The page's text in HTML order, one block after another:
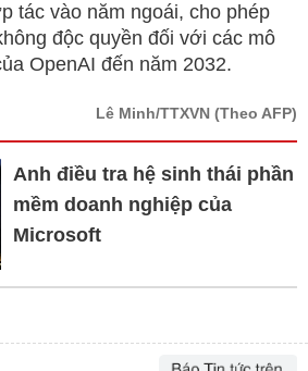
tác vào năm ngoái, cho phép
độc quyền đối với các mô
OpenAI đến năm 2032.
Lê Minh/TTXVN (Theo AFP)
Anh điều tra hệ sinh thái phần
mềm doanh nghiệp của
Microsoft